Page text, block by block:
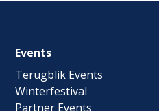
Footer
navigation
Events
Terugblik Events
Winterfestival
Partner Events